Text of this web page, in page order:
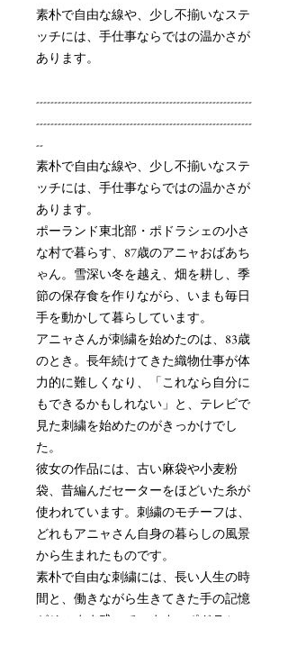
素朴で自由な線や、少し不揃いなステ
ッチには、手仕事ならではの温かさが
あります。
------------------------------------------------------------
------------------------------------------------------------
--
素朴で自由な線や、少し不揃いなステ
ッチには、手仕事ならではの温かさが
あります。
ポーランド東北部・ポドラシェの小さ
な村で暮らす、87歳のアニャおばあち
ゃん。雪深い冬を越え、畑を耕し、季
節の保存食を作りながら、いまも毎日
手を動かして暮らしています。
アニャさんが刺繍を始めたのは、83歳
のとき。長年続けてきた織物仕事が体
力的に難しくなり、「これなら自分に
もできるかもしれない」と、テレビで
見た刺繍を始めたのがきっかけでし
た。
彼女の作品には、古い麻袋や小麦粉
袋、昔編んだセーターをほどいた糸が
使われています。刺繍のモチーフは、
どれもアニャさん自身の暮らしの風景
から生まれたものです。
素朴で自由な刺繍には、長い人生の時
間と、働きながら生きてきた手の記憶
がそのまま残っています。ポドラシェ